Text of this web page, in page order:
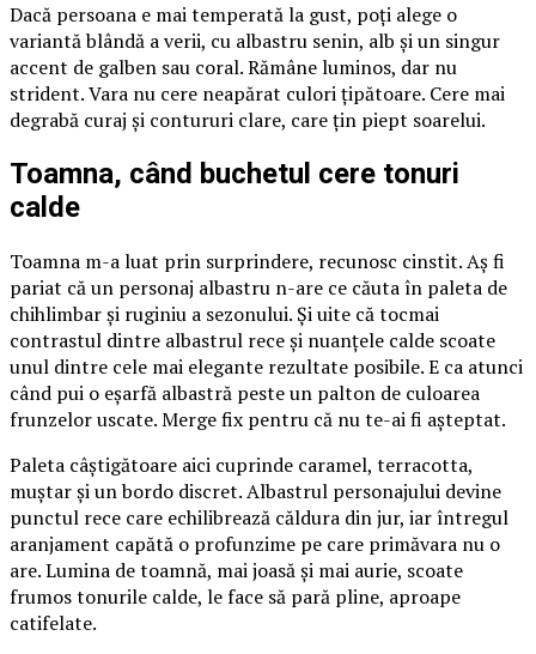
Dacă persoana e mai temperată la gust, poți alege o
variantă blândă a verii, cu albastru senin, alb și un singur
accent de galben sau coral. Rămâne luminos, dar nu
strident. Vara nu cere neapărat culori țipătoare. Cere mai
degrabă curaj și contururi clare, care țin piept soarelui.
Toamna, când buchetul cere tonuri
calde
Toamna m-a luat prin surprindere, recunosc cinstit. Aș fi
pariat că un personaj albastru n-are ce căuta în paleta de
chihlimbar și ruginiu a sezonului. Și uite că tocmai
contrastul dintre albastrul rece și nuanțele calde scoate
unul dintre cele mai elegante rezultate posibile. E ca atunci
când pui o eșarfă albastră peste un palton de culoarea
frunzelor uscate. Merge fix pentru că nu te-ai fi așteptat.
Paleta câștigătoare aici cuprinde caramel, terracotta,
muștar și un bordo discret. Albastrul personajului devine
punctul rece care echilibrează căldura din jur, iar întregul
aranjament capătă o profunzime pe care primăvara nu o
are. Lumina de toamnă, mai joasă și mai aurie, scoate
frumos tonurile calde, le face să pară pline, aproape
catifelate.